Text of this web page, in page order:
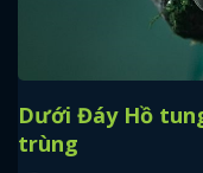
Dưới Đáy Hồ
trùng